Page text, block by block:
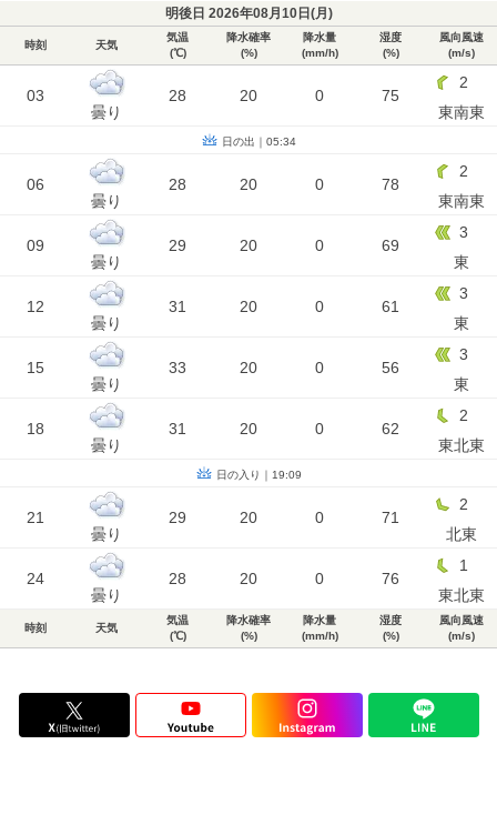
明後日 2026年08月10日(月 )
時刻 天気
気温
(℃)
降水確率
(%)
降水量
(mm/h)
湿度
(%)
風向風速
(m/s)
03
曇り
28 20 0 75
2
東南東
日の出｜05:34
06
曇り
28 20 0 78
2
東南東
09
曇り
29 20 0 69
3
東
12
曇り
31 20 0 61
3
東
15
曇り
33 20 0 56
3
東
18
曇り
31 20 0 62
2
東北東
日の入り｜19:09
21
曇り
29 20 0 71
2
北東
24
曇り
28 20 0 76
1
東北東
時刻 天気
気温
(℃)
降水確率
(%)
降水量
(mm/h)
湿度
(%)
風向風速
(m/s)